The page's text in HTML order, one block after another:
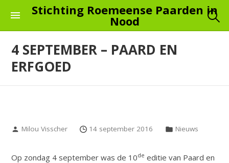
the
content
Stichting Roemeense Paarden in
Nood
4 SEPTEMBER – PAARD EN
ERFGOED
Milou Visscher 14 september 2016 Nieuws
Op zondag 4 september was de 10de editie van Paard en